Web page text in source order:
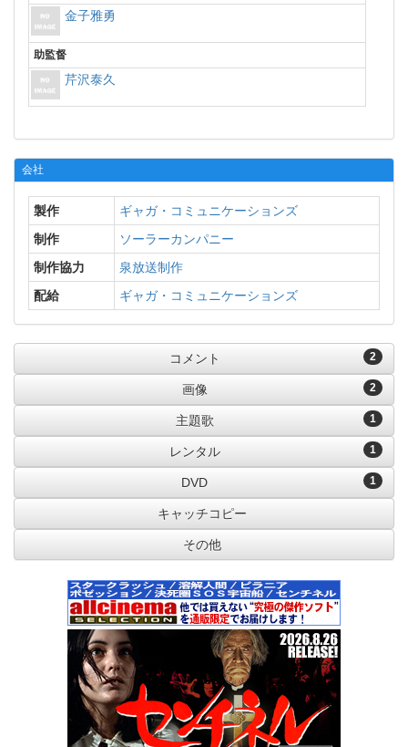
金子雅勇
助監督
芹沢泰久
会社
製作
ギャガ・コミュニケーションズ
制作
ソーラーカンパニー
制作協力
泉放送制作
配給
ギャガ・コミュニケーションズ
2
コメント
2
画像
1
主題歌
1
レンタル
1
DVD
キャッチコピー
その他